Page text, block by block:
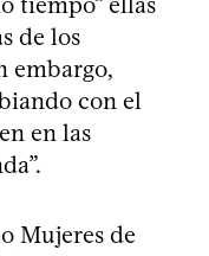
de los
embargo,
con el
en las
Mujeres de